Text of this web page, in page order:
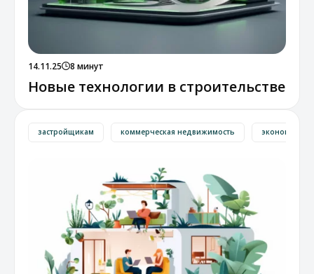
14.11.25 8 минут
Новые технологии в строительстве
застройщикам коммерческая недвижимость экономика